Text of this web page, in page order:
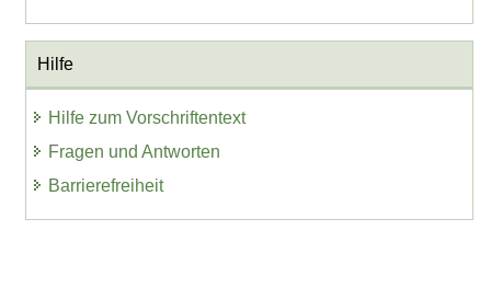
Hilfe
Hilfe zum Vorschriftentext
Fragen und Antworten
Barrierefreiheit